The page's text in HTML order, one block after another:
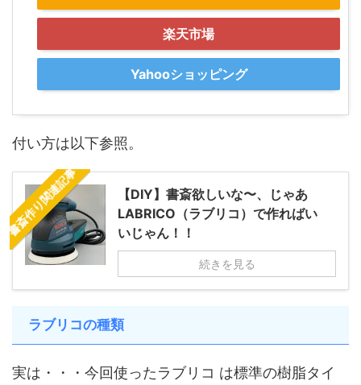
楽天市場
Yahooショッピング
付い方は以下参照。
書斎作り関連記事
【DIY】書斎欲しいな〜、じゃあ
LABRICO（ラブリコ）で作ればい
いじゃん！！
続きを見る
ラブリコの種類
実は・・・今回使ったラブリコ は標準の樹脂タイ